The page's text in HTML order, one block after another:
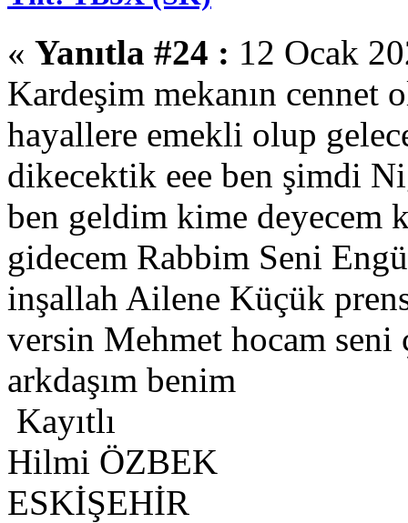
« Yanıtla #24 : 12 Ocak
Kardeşim mekanın
hayallere emekli olup
dikecektik eee ben şimdi
ben geldim kime deyecem
gidecem Rabbim Seni
inşallah Ailene Küçük
versin Mehmet hocam
arkdaşım benim
Kayıtlı
Hilmi ÖZBEK
ESKİŞEHİR